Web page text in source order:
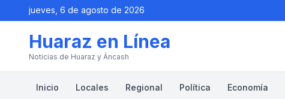
jueves, 6 de agosto de 2026
Huaraz en Línea
Noticias de Huaraz y Áncash
Inicio Locales Regional Política Economía